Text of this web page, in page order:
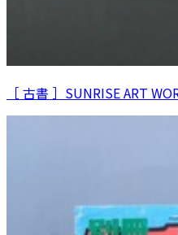
［ 古書 ］SUNRISE ART